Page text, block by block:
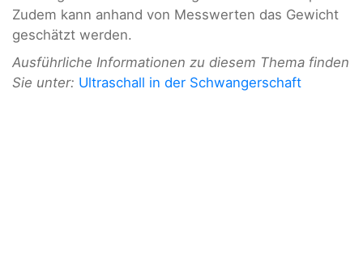
Zudem kann anhand von Messwerten das Gewicht
geschätzt werden.
Ausführliche Informationen zu diesem Thema finden
Sie unter: Ultraschall in der Schwangerschaft